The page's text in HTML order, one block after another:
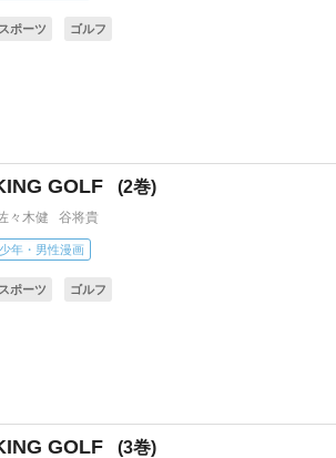
スポーツ ゴルフ
GOLF 2
々木健 谷将貴
少年・男性漫画
スポーツ ゴルフ
GOLF 3